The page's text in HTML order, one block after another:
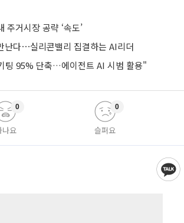
거시장 공략 ‘속도’
난다⋯실리콘밸리 집결하는 AI리더
팅 95% 단축…에이전트 AI 시범 활용"
나요
0
슬퍼요
0